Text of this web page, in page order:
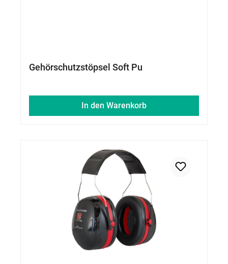
Gehörschutzstöpsel Soft Pu
In den Warenkorb